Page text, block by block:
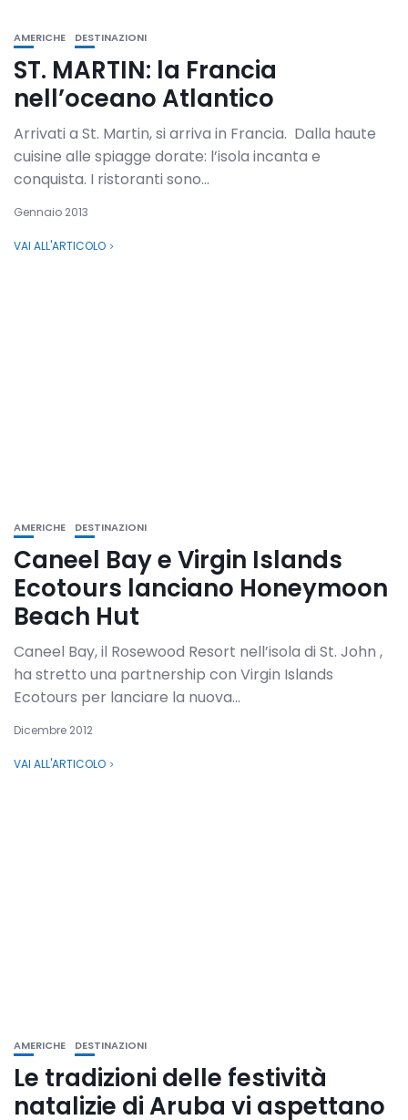
AMERICHE DESTINAZIONI
ST. MARTIN: la Francia
nell’oceano Atlantico
Arrivati a St. Martin, si arriva in Francia. Dalla haute
cuisine alle spiagge dorate: l’isola incanta e
conquista. I ristoranti sono...
Gennaio 2013
VAI ALL'ARTICOLO
AMERICHE DESTINAZIONI
Caneel Bay e Virgin Islands
Ecotours lanciano Honeymoon
Beach Hut
Caneel Bay, il Rosewood Resort nell’isola di St. John ,
ha stretto una partnership con Virgin Islands
Ecotours per lanciare la nuova...
Dicembre 2012
VAI ALL'ARTICOLO
AMERICHE DESTINAZIONI
Le tradizioni delle festività
natalizie di Aruba vi aspettano